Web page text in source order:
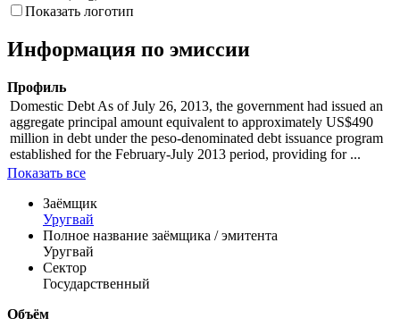
Показать логотип
Информация по эмиссии
Профиль
Domestic Debt As of July 26, 2013, the government had issued an
aggregate principal amount equivalent to approximately US$490
million in debt under the peso-denominated debt issuance program
established for the February-July 2013 period, providing for ...
Показать все
Заёмщик
Уругвай
Полное название заёмщика / эмитента
Уругвай
Сектор
Государственный
Объём